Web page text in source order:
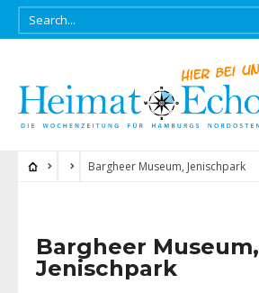
Bargheer Museum, Jenischpark
Bargheer Museum,
Jenischpark